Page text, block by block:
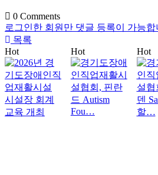
0 Comments
로그인한 회원만 댓글 등록이 가능합
목록
Hot
Hot Hot